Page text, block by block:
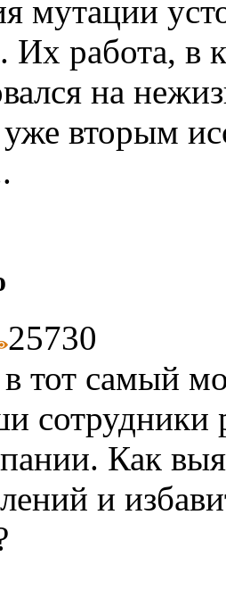
мутации
Их работа, в
на
уже вторым
25730
тот самый
Как
и